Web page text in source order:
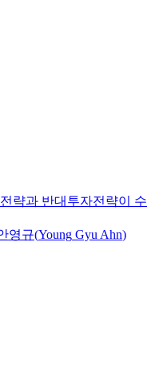
략과 반대투자전략이 수
영규(Young GyuAhn)